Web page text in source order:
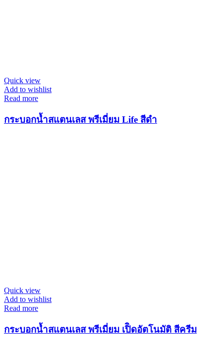
Quick view
Add to wishlist
Read more
กระบอกน้ำสแตนเลส พรีเมี่ยม Life สีดำ
Quick view
Add to wishlist
Read more
กระบอกน้ำสแตนเลส พรีเมี่ยม เปิิดอัตโนมัติ สีครีม